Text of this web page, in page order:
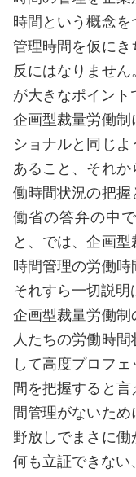
時間という概念
管理時間を仮にき
反にはなりませ
が大きなポイント
企画型裁量労働制
ショナルと同じ
あること、それ
働時間状況の把握
働省の答弁の中
と、では、企画
時間管理の労働時
それすら一切説明
企画型裁量労働
人たちの労働時
して高度プロフ
間を把握すると
間管理がないため
野放しでまさに働
何も立証できない